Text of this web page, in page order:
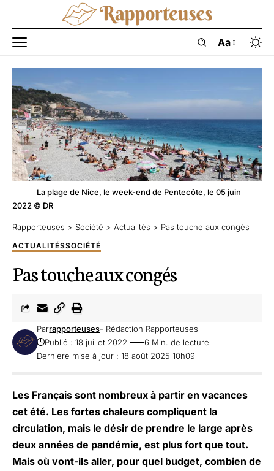
Aa
La plage de Nice, le week-end de Pentecôte, le 05 juin
2022 © DR
Rapporteuses > Société > Actualités > Pas touche aux congés
ACTUALITÉSSOCIÉTÉ
Pas touche aux congés
Dernière mise à jour : 18 août 2025 10h09
Parrapporteuses- Rédaction Rapporteuses
Publié : 18 juillet 2022
6 Min. de lecture
Les Français sont nombreux à partir en vacances
cet été. Les fortes chaleurs compliquent la
circulation, mais le désir de prendre le large après
deux années de pandémie, est plus fort que tout.
Mais où vont-ils aller, pour quel budget, combien de